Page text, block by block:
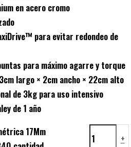
enacero cromo
para evitar redondeo de
para máximo agarre y torque
3cm largo × 2cm ancho × 22cm alto
de 3kg para uso intensivo
de 1 año
17Mm
+